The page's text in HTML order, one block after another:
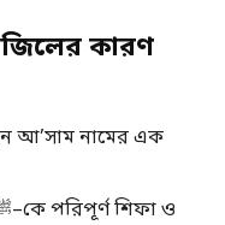
কারণ